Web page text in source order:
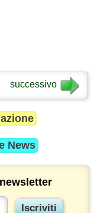
successivo
News